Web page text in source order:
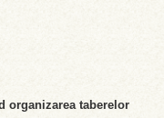
organizarea taberelor